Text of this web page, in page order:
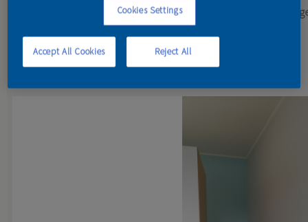
kolekcia matných, vysoko umývateľných maliarských farieb
Referencie od našich maliarov
Cookies Settings
Reject All
Accept All Cookies